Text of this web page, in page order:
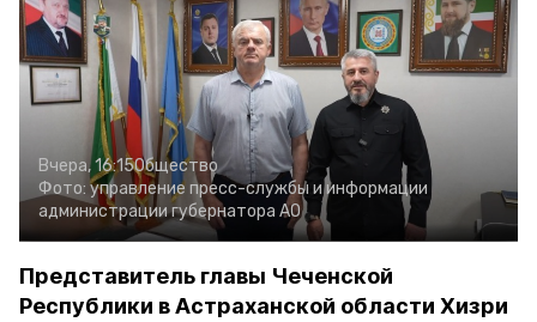
Вчера, 16:15Общество
Фото: управление пресс-службы и информации
администрации губернатора АО
Представитель главы Чеченской
Республики в Астраханской области Хизри